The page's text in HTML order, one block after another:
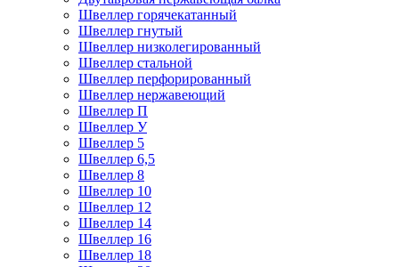
Швеллер горячекатанный
Швеллер гнутый
Швеллер низколегированный
Швеллер стальной
Швеллер перфорированный
Швеллер нержавеющий
Швеллер П
Швеллер У
Швеллер 5
Швеллер 6,5
Швеллер 8
Швеллер 10
Швеллер 12
Швеллер 14
Швеллер 16
Швеллер 18